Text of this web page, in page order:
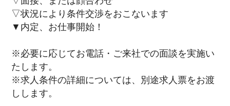
▽状況により条件交渉をおこないます
▼内定、お仕事開始！
※必要に応じてお電話・ご来社での面談を実施い
たします。
※求人条件の詳細については、別途求人票をお渡
しします。